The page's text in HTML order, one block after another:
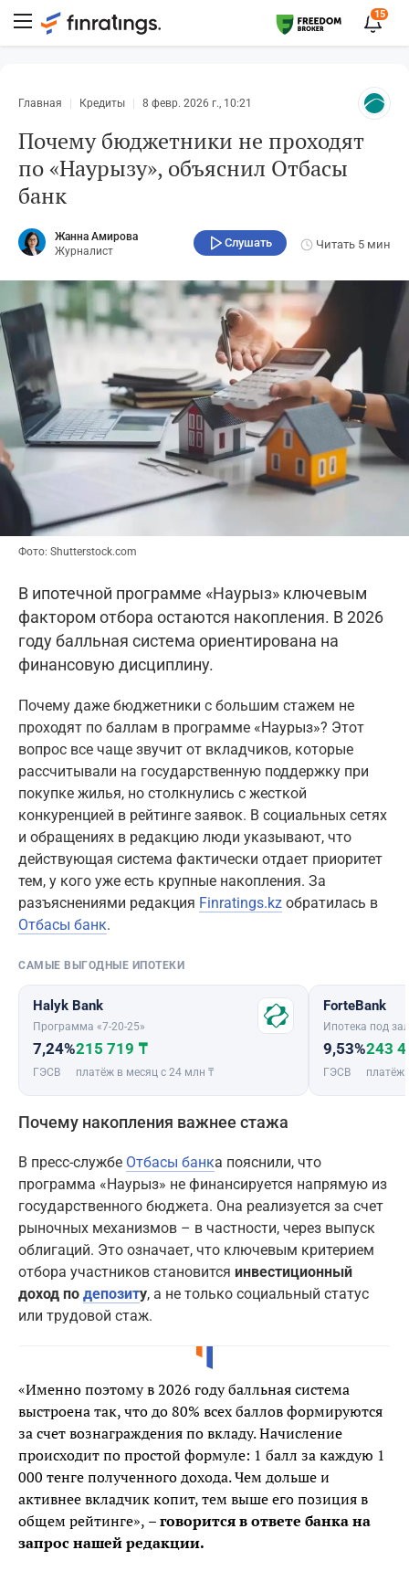
15
Главная Кредиты 8 февр. 2026 г., 10:21
Почему бюджетники не проходят
по «Наурызу», объяснил Отбасы
банк
Жанна Амирова
Журналист
Слушать Читать 5 мин
Фото: Shutterstock.com
В ипотечной программе «Наурыз» ключевым
фактором отбора остаются накопления. В 2026
году балльная система ориентирована на
финансовую дисциплину.
Почему даже бюджетники с большим стажем не
проходят по баллам в программе «Наурыз»? Этот
вопрос все чаще звучит от вкладчиков, которые
рассчитывали на государственную поддержку при
покупке жилья, но столкнулись с жесткой
конкуренцией в рейтинге заявок. В социальных сетях
и обращениях в редакцию люди указывают, что
действующая система фактически отдает приоритет
тем, у кого уже есть крупные накопления. За
разъяснениями редакция Finratings.kz обратилась в
Отбасы банк.
САМЫЕ ВЫГОДНЫЕ ИПОТЕКИ
Halyk Bank
Программа «7-20-25»
7,24%
ГЭСВ
215 719 ₸
платёж в месяц с 24 млн ₸
ForteBank
Ипотека под
9,53%
ГЭСВ
243
платёж
Почему накопления важнее стажа
В пресс-службе Отбасы банка пояснили, что
программа «Наурыз» не финансируется напрямую из
государственного бюджета. Она реализуется за счет
рыночных механизмов – в частности, через выпуск
облигаций. Это означает, что ключевым критерием
отбора участников становится инвестиционный
доход по депозиту, а не только социальный статус
или трудовой стаж.
«Именно поэтому в 2026 году балльная система
выстроена так, что до 80% всех баллов формируются
за счет вознаграждения по вкладу. Начисление
происходит по простой формуле: 1 балл за каждую 1
000 тенге полученного дохода. Чем дольше и
активнее вкладчик копит, тем выше его позиция в
общем рейтинге», – говорится в ответе банка на
запрос нашей редакции.